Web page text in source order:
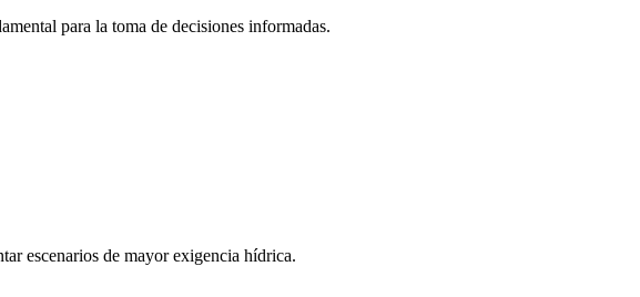
para la toma de decisiones informadas.
escenarios de mayor exigencia hídrica.